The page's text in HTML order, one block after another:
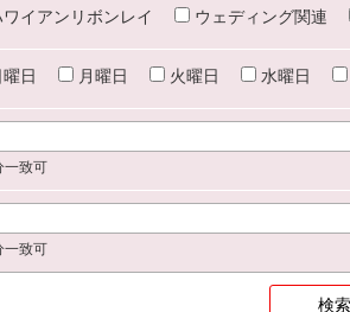
ワイアンリボンレイ
ウェディング関連
曜日 月曜日 火曜日 水曜日
致可
致可